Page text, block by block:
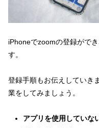
iPhoneでzoomの登録がで
す。
登録手順もお伝えしていき
業をしてみましょう。
アプリを使用していな